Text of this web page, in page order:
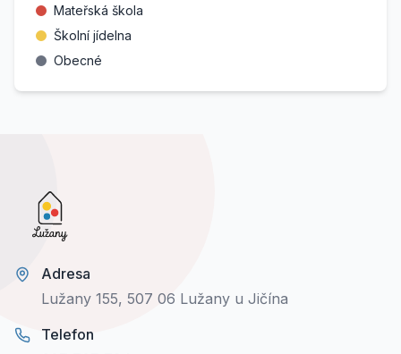
Mateřská škola
Školní jídelna
Obecné
Adresa
Lužany 155, 507 06 Lužany u Jičína
Telefon